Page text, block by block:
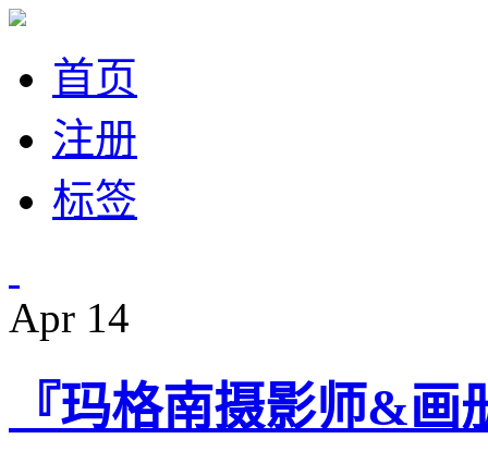
首页
注册
标签
Apr 14
『玛格南摄影师&画